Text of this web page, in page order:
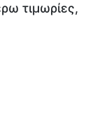
τιμωρίες,